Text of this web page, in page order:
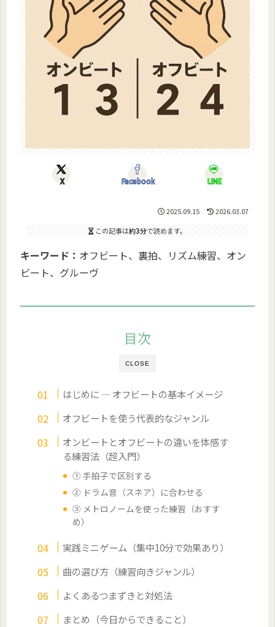
X Facebook LINE
2025.09.15
2026.03.07
この記事は約3分で読めます。
キーワード： オフビート、裏拍、リズム練習、オン
ビート、グルーヴ
CLOSE
目次
はじめに — オフビートの基本イメージ
オフビートを使う代表的なジャンル
オンビートとオフビートの違いを体感す
る練習法（超入門）
① 手拍子で区別する
② ドラム音（スネア）に合わせる
③ メトロノームを使った練習（おすす
め）
実践ミニゲーム（集中10分で効果あり）
曲の選び方（練習向きジャンル）
よくあるつまずきと対処法
まとめ（今日からできること）